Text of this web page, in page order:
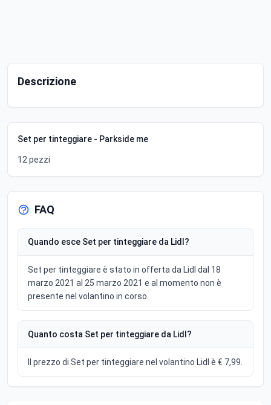
Descrizione
Set per tinteggiare - Parkside me
12 pezzi
FAQ
Quando esce Set per tinteggiare da Lidl?
Set per tinteggiare è stato in offerta da Lidl dal 18
marzo 2021 al 25 marzo 2021 e al momento non è
presente nel volantino in corso.
Quanto costa Set per tinteggiare da Lidl?
Il prezzo di Set per tinteggiare nel volantino Lidl è € 7,99.